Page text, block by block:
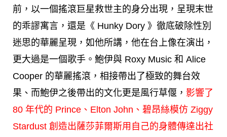
前，以一個搖滾巨星救世主的身分出現，呈現末世
的乖謬寓言，還是《 Hunky Dory 》徹底破除性別
迷思的華麗呈現，如他所講，他在台上像在演出，
更大過是一個歌手。鮑伊與 Roxy Music 和 Alice
Cooper 的華麗搖滾，相接帶出了極致的舞台效
果、而鮑伊之後帶出的文化更是風行草偃， 影響了
80 年代的 Prince、Elton John、碧昂絲模仿 Ziggy
Stardust 創造出薩莎菲爾斯用自己的身體傳達出社